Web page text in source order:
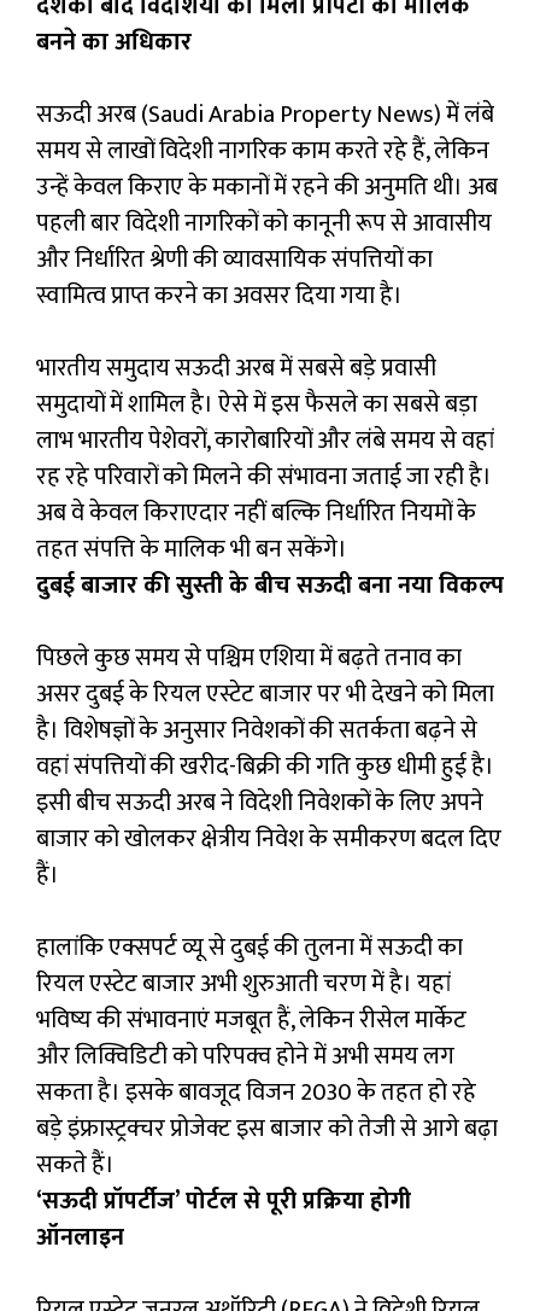
बनने का अधिकार
सऊदी अरब (Saudi Arabia Property News) में लंबे
समय से लाखों विदेशी नागरिक काम करते रहे हैं, लेकिन
उन्हें केवल किराए के मकानों में रहने की अनुमति थी। अब
पहली बार विदेशी नागरिकों को कानूनी रूप से आवासीय
और निर्धारित श्रेणी की व्यावसायिक संपत्तियों का
स्वामित्व प्राप्त करने का अवसर दिया गया है।
भारतीय समुदाय सऊदी अरब में सबसे बड़े प्रवासी
समुदायों में शामिल है। ऐसे में इस फैसले का सबसे बड़ा
लाभ भारतीय पेशेवरों, कारोबारियों और लंबे समय से वहां
रह रहे परिवारों को मिलने की संभावना जताई जा रही है।
अब वे केवल किराएदार नहीं बल्कि निर्धारित नियमों के
तहत संपत्ति के मालिक भी बन सकेंगे।
दुबई बाजार की सुस्ती के बीच सऊदी बना नया विकल्प
पिछले कुछ समय से पश्चिम एशिया में बढ़ते तनाव का
असर दुबई के रियल एस्टेट बाजार पर भी देखने को मिला
है। विशेषज्ञों के अनुसार निवेशकों की सतर्कता बढ़ने से
वहां संपत्तियों की खरीद-बिक्री की गति कुछ धीमी हुई है।
इसी बीच सऊदी अरब ने विदेशी निवेशकों के लिए अपने
बाजार को खोलकर क्षेत्रीय निवेश के समीकरण बदल दिए
हैं।
हालांकि एक्सपर्ट व्यू से दुबई की तुलना में सऊदी का
रियल एस्टेट बाजार अभी शुरुआती चरण में है। यहां
भविष्य की संभावनाएं मजबूत हैं, लेकिन रीसेल मार्केट
और लिक्विडिटी को परिपक्व होने में अभी समय लग
सकता है। इसके बावजूद विजन 2030 के तहत हो रहे
बड़े इंफ्रास्ट्रक्चर प्रोजेक्ट इस बाजार को तेजी से आगे बढ़ा
सकते हैं।
‘सऊदी प्रॉपर्टीज’ पोर्टल से पूरी प्रक्रिया होगी
ऑनलाइन